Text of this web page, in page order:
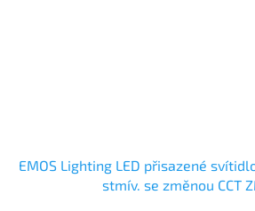
EMOS Lighting LED přisazené
stmív. se změnou CCT